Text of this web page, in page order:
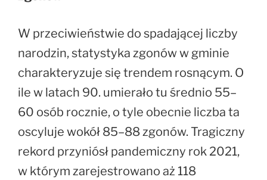
W przeciwieństwie do spadającej liczby
narodzin, statystyka zgonów w gminie
charakteryzuje się trendem rosnącym. O
ile w latach 90. umierało tu średnio 55–
60 osób rocznie, o tyle obecnie liczba ta
oscyluje wokół 85–88 zgonów. Tragiczny
rekord przyniósł pandemiczny rok 2021,
w którym zarejestrowano aż 118